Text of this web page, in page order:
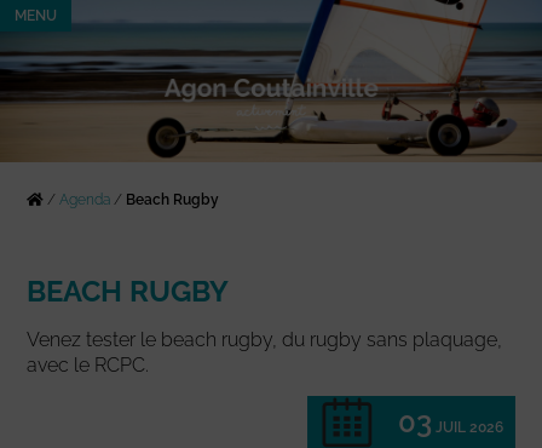
MENU
/Agenda / Beach Rugby
BEACH RUGBY
Venez tester le beach rugby, du rugby sans plaquage,
avec le RCPC.
03 JUIL 2026